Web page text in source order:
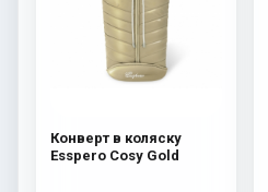
Конверт в коляску
Esspero Cosy Gold